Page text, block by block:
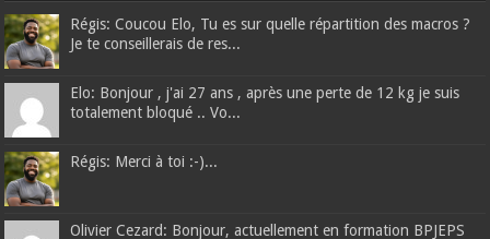
Régis: Coucou Elo, Tu es sur quelle répartition des macros ?
Je te conseillerais de res...
Elo: Bonjour , j'ai 27 ans , après une perte de 12 kg je suis
totalement bloqué .. Vo...
Régis: Merci à toi :-)...
Olivier Cezard: Bonjour, actuellement en formation BPJEPS